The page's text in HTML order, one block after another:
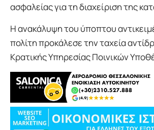
ασφαλείας για τη διαχείριση της
Η ανακάλυψη του ύποπτου
πολίτη προκάλεσε την ταχεία
Κρατικής Υπηρεσίας Ποινικών